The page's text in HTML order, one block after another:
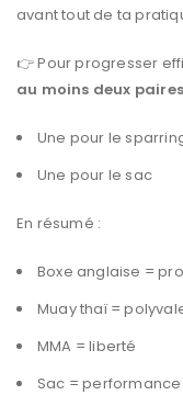
avant tout de ta
👉 Pour progresser
au moins deux paires
Une pour le
Une pour le sac
En résumé :
Boxe anglaise =
Muay thaï =
MMA = liberté
Sac = performance